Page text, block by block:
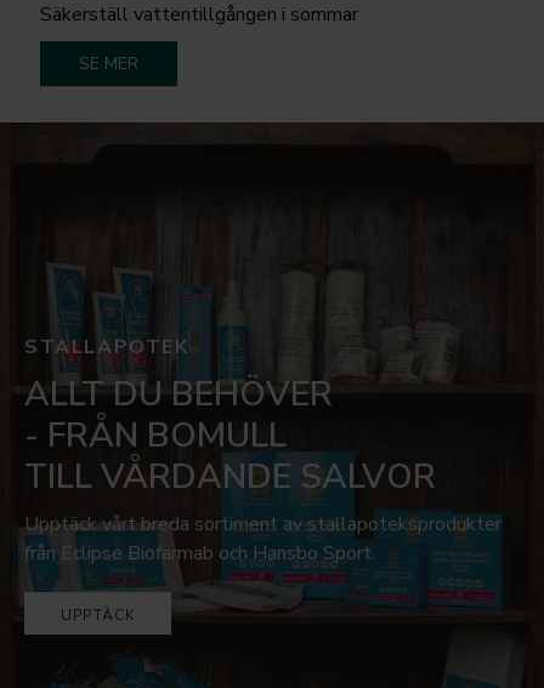
Säkerställ vattentillgången i sommar
SE MER
STALLAPOTEK
ALLT DU BEHÖVER
- FRÅN BOMULL
TILL VÅRDANDE SALVOR
Upptäck vårt breda sortiment av stallapoteksprodukter
från Eclipse Biofarmab och Hansbo Sport.
UPPTÄCK